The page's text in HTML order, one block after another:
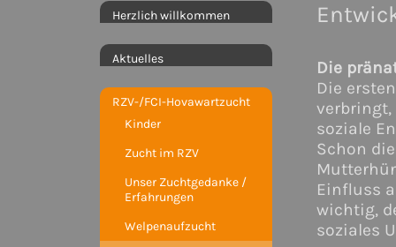
Herzlich willkommen
Aktuelles
RZV-/FCI-Hovawartzucht
Kinder
Zucht im RZV
Unser Zuchtgedanke /
Erfahrungen
Welpenaufzucht
Die
Die
verbringt,
soziale
Schon
Einfluss
wichtig,
soziales